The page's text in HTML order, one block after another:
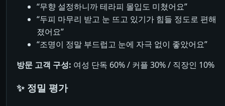
“무향 설정하니까 테라피 몰입도 미쳤어요”
“두피 마무리 받고 눈 뜨고 있기가 힘들 정도로 편해
졌어요”
“조명이 정말 부드럽고 눈에 자극 없이 좋았어요”
방문 고객 구성: 여성 단독 60% / 커플 30% / 직장인 10%
✨ 정밀 평가